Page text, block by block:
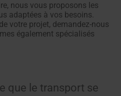
nous vous proposons les
adaptées à vos besoins.
votre projet, demandez-nous
également spécialisés
que le transport se